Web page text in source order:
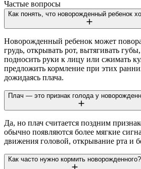
Частые вопросы
Как понять, что новорожденный ребенок
Новорожденный ребенок может
грудь, открывать рот, вытягивать
подносить руки к лицу или сжимать
предложить кормление при этих
дожидаясь плача.
Плач — это признак голода у
Да, но плач считается поздним
обычно появляются более мягкие
движения головой, открывание рта и
Как часто нужно кормить новорожденного?